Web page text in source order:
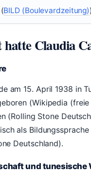
BILD (Boulevardzeitung)
Claudia
am 15. April 1938 in
(Wikipedia
(Rolling Stone
als
Deutschland).
und tunesische